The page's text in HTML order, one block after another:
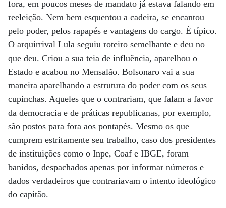
fora, em poucos meses de mandato já estava falando em
reeleição. Nem bem esquentou a cadeira, se encantou
pelo poder, pelos rapapés e vantagens do cargo. É típico.
O arquirrival Lula seguiu roteiro semelhante e deu no
que deu. Criou a sua teia de influência, aparelhou o
Estado e acabou no Mensalão. Bolsonaro vai a sua
maneira aparelhando a estrutura do poder com os seus
cupinchas. Aqueles que o contrariam, que falam a favor
da democracia e de práticas republicanas, por exemplo,
são postos para fora aos pontapés. Mesmo os que
cumprem estritamente seu trabalho, caso dos presidentes
de instituições como o Inpe, Coaf e IBGE, foram
banidos, despachados apenas por informar números e
dados verdadeiros que contrariavam o intento ideológico
do capitão.